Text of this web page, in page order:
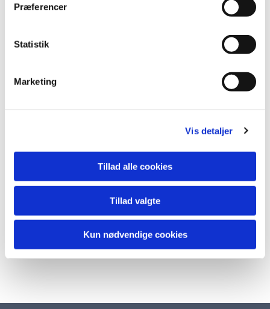
Præferencer
Statistik
Marketing
Vis detaljer
Tillad alle cookies
Tillad valgte
Kun nødvendige cookies